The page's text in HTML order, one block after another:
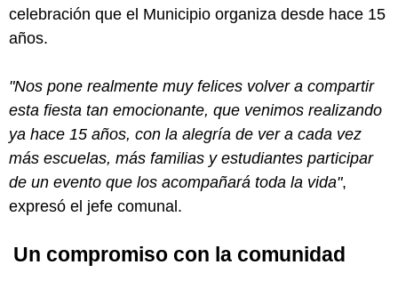
celebración que el Municipio organiza desde hace 15
años.
"Nos pone realmente muy felices volver a compartir
esta fiesta tan emocionante, que venimos realizando
ya hace 15 años, con la alegría de ver a cada vez
más escuelas, más familias y estudiantes participar
de un evento que los acompañará toda la vida",
expresó el jefe comunal.
Un compromiso con la comunidad